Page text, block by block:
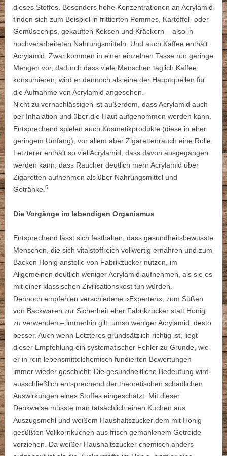
dieses Stoffes. Besonders hohe Konzentrationen an Acrylamid
finden sich zum Beispiel in frittierten Pommes, Kartoffel- oder
Gemüsechips, gekauften Keksen und Kräckern – also in
hochverarbeiteten Nahrungsmitteln. Und auch Kaffee enthält
Acrylamid. Zwar kommen in einer einzelnen Tasse nur geringe
Mengen vor, dadurch dass viele Menschen täglich Kaffee
konsumieren, wird er dennoch als eine der Hauptquellen für
die Aufnahme von Acrylamid angesehen.
Nicht zu vernachlässigen ist außerdem, dass Acrylamid auch
per Inhalation und über die Haut aufgenommen werden kann.
Entsprechend spielen auch Kosmetikprodukte (diese in eher
geringem Umfang), vor allem aber Zigarettenrauch eine Rolle.
Letzterer enthält so viel Acrylamid, dass davon ausgegangen
werden kann, dass Raucher deutlich mehr Acrylamid über
Zigaretten aufnehmen als über Nahrungsmittel und
Getränke.5
Die Vorgänge im lebendigen Organismus
Entsprechend lässt sich festhalten, dass gesundheitsbewusste
Menschen, die sich vitalstoffreich vollwertig ernähren und zum
Backen Honig anstelle von Fabrikzucker nutzen, im
Allgemeinen deutlich weniger Acrylamid aufnehmen, als sie es
mit einer klassischen Zivilisationskost tun würden.
Dennoch empfehlen verschiedene »Experten«, zum Süßen
von Backwaren zur Sicherheit eher Fabrikzucker statt Honig
zu verwenden – immerhin gilt: umso weniger Acrylamid, desto
besser. Auch wenn Letzteres grundsätzlich richtig ist, liegt
dieser Empfehlung ein systematischer Fehler zu Grunde, wie
er in rein lebensmittelchemisch fundierten Bewertungen
immer wieder geschieht: Die gesundheitliche Bedeutung wird
ausschließlich entsprechend der theoretischen schädlichen
Auswirkungen eines Stoffes eingeschätzt. Mit dieser
Denkweise müsste man tatsächlich einen Kuchen aus
Auszugsmehl und weißem Haushaltszucker dem mit Honig
gesüßten Vollkornkuchen aus frisch gemahlenem Getreide
vorziehen. Da weißer Haushaltszucker chemisch anders